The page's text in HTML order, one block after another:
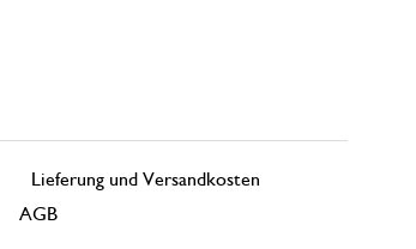
Lieferung und Versandkosten
AGB